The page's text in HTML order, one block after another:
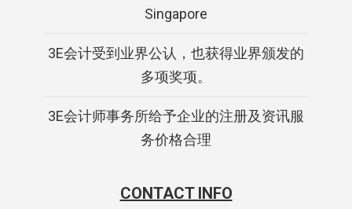
Singapore
3E会计受到业界公认，也获得业界颁发的
多项奖项。
3E会计师事务所给予企业的注册及资讯服
务价格合理
CONTACT INFO